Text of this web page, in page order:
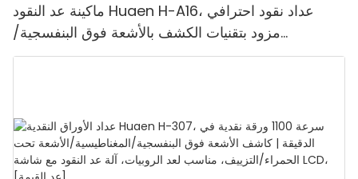
ماكينة عد النقود Huaen H-A16، عداد نقود احترافي
مزود بتقنيات الكشف بالأشعة فوق البنفسجية/
المغناطيسية/الأشعة تحت الحمراء/الضوء الرقمي، عد